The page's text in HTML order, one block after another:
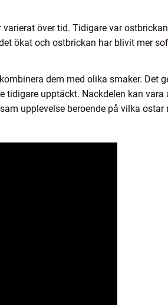
över tid. Tidigare var
ökat och ostbrickan har blivit mer
dem med olika smaker. Det
upptäckt. Nackdelen kan vara
upplevelse beroende på vilka ostar